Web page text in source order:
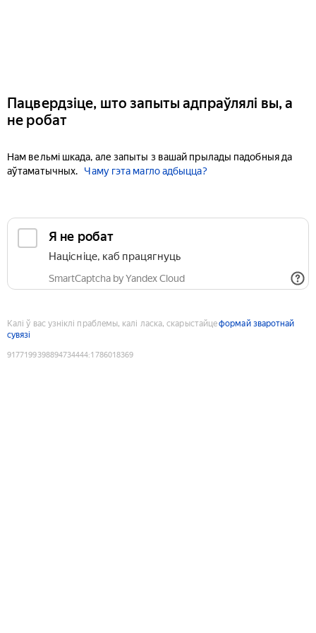
Пацвердзіце, што запыты адпраўлялі вы, а
не робат
Нам вельмі шкада, але запыты з вашай прылады падобныя да
аўтаматычных.
Чаму гэта магло адбыцца?
Я не робат
Націсніце, каб працягнуць
SmartCaptcha by Yandex Cloud
Калі ў вас узніклі праблемы, калі ласка, скарыстайцеформай зваротнай
сувязі
9177199398894734444:1786018369